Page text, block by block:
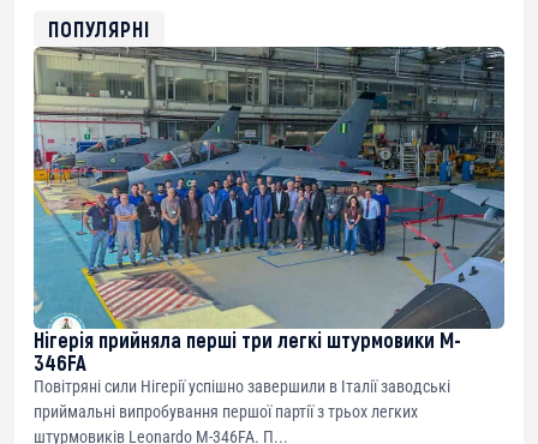
0xfD02863D3289416fcF50975c9DFda13623f97758
ПОПУЛЯРНІ
Нігерія прийняла перші три легкі штурмовики M-
346FA
Повітряні сили Нігерії успішно завершили в Італії заводські
приймальні випробування першої партії з трьох легких
штурмовиків Leonardo M-346FA. П...